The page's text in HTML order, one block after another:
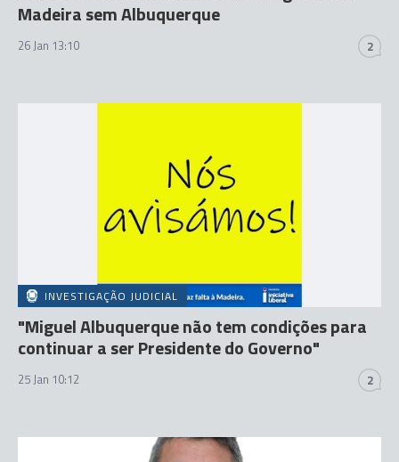
Madeira sem Albuquerque
26 Jan 13:10 2
INVESTIGAÇÃO JUDICIAL
"Miguel Albuquerque não tem condições para
continuar a ser Presidente do Governo"
25 Jan 10:12 2